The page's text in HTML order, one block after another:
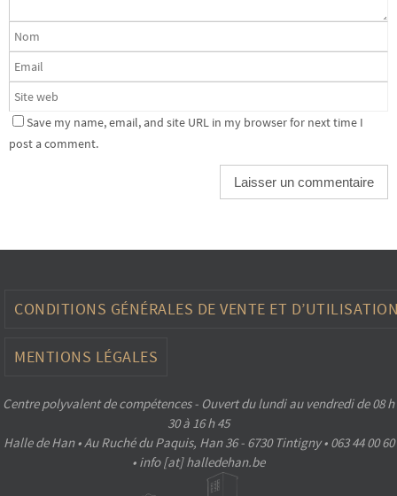
Save my name, email, and site URL in my browser for next time I
post a comment.
CONDITIONS GÉNÉRALES DE VENTE ET
MENTIONS LÉGALES
Centre polyvalent de compétences - Ouvert du lundi au vendredi de 08 h
30 à 16 h 45
Halle de Han • Au Ruché du Paquis, Han 36 - 6730 Tintigny • 063 44 00 60
• info [at] halledehan.be